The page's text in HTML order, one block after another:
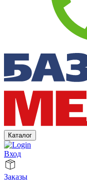
Каталог
Вход
Заказы